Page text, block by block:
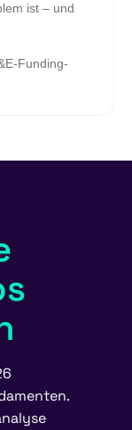
ist – und
Funding-